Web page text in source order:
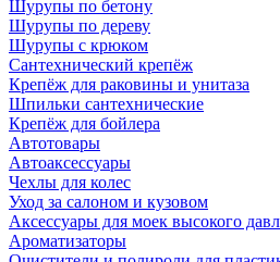
Шурупы по бетону
Шурупы по дереву
Шурупы с крюком
Сантехнический крепёж
Крепёж для раковины и унитаза
Шпильки сантехнические
Крепёж для бойлера
Автотовары
Автоаксессуары
Чехлы для колес
Уход за салоном и кузовом
Аксессуары для моек высокого
Ароматизаторы